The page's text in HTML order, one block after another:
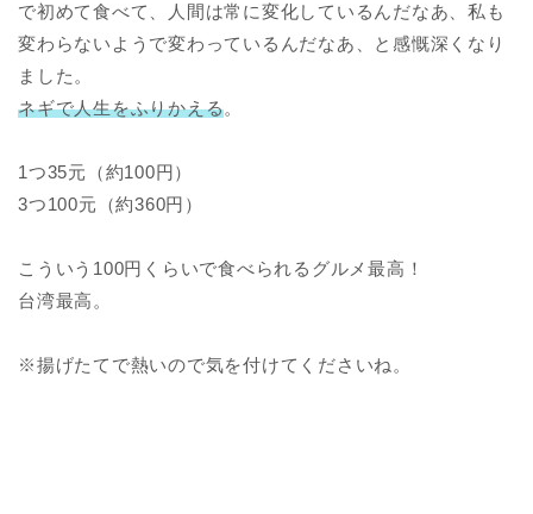
で初めて食べて、人間は常に変化しているんだなあ、私も
変わらないようで変わっているんだなあ、と感慨深くなり
ました。
ネギで人生をふりかえる。
1つ35元（約100円）
3つ100元（約360円）
こういう100円くらいで食べられるグルメ最高！
台湾最高。
※揚げたてで熱いので気を付けてくださいね。